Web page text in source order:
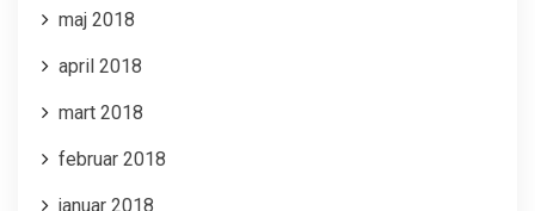
maj 2018
april 2018
mart 2018
februar 2018
januar 2018